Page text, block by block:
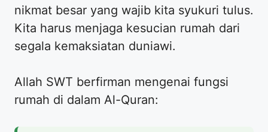
nikmat besar yang wajib kita syukuri tulus.
Kita harus menjaga kesucian rumah dari
segala kemaksiatan duniawi.
Allah SWT berfirman mengenai fungsi
rumah di dalam Al-Quran: